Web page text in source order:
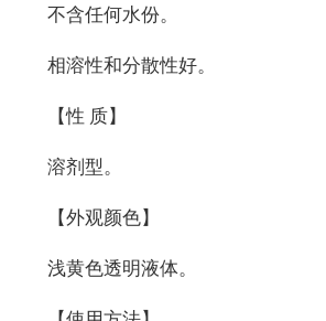
不含任何水份。
相溶性和分散性好。
【性 质】
溶剂型。
【外观颜色】
浅黄色透明液体。